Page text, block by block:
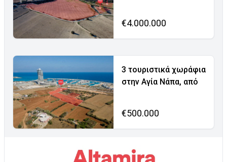
€4.000.000
3 τουριστικά χωράφια
στην Αγία Νάπα, από
€500.000